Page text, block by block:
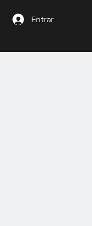
Entrar